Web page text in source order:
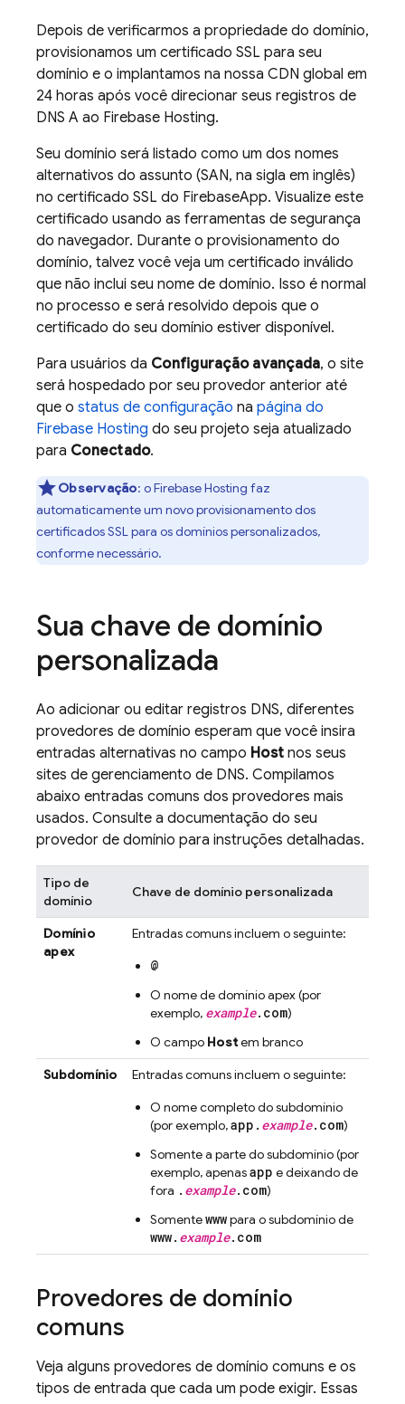
Depois de verificarmos a propriedade do domínio,
provisionamos um certificado SSL para seu
domínio e o implantamos na nossa CDN global em
24 horas após você direcionar seus registros de
DNS A ao Firebase Hosting.
Seu domínio será listado como um dos nomes
alternativos do assunto (SAN, na sigla em inglês)
no certificado SSL do FirebaseApp. Visualize este
certificado usando as ferramentas de segurança
do navegador. Durante o provisionamento do
domínio, talvez você veja um certificado inválido
que não inclui seu nome de domínio. Isso é normal
no processo e será resolvido depois que o
certificado do seu domínio estiver disponível.
Para usuários da Configuração avançada, o site
será hospedado por seu provedor anterior até
que o status de configuração na página do
Firebase Hosting do seu projeto seja atualizado
para Conectado.
Observação: oFirebase Hosting faz
automaticamente um novo provisionamento dos
certificados SSL para os domínios personalizados,
conforme necessário.
Sua chave de domínio
personalizada
Ao adicionar ou editar registros DNS, diferentes
provedores de domínio esperam que você insira
entradas alternativas no campo Host nos seus
sites de gerenciamento de DNS. Compilamos
abaixo entradas comuns dos provedores mais
usados. Consulte a documentação do seu
provedor de domínio para instruções detalhadas.
Tipo de
domínio
Chave de domínio personalizada
Domínio
apex
Entradas comuns incluem o seguinte:
@
O nome de domínio apex (por
exemplo, example.com)
O campo Hostem branco
Subdomínio
Entradas comuns incluem o seguinte:
O nome completo do subdomínio
(por exemplo,app. example.com)
Somente a parte do subdomínio (por
exemplo, apenasapp e deixando de
fora . example.com)
Somentewwwpara o subdomínio de
www. example.com
Provedores de domínio
comuns
Veja alguns provedores de domínio comuns e os
tipos de entrada que cada um pode exigir. Essas